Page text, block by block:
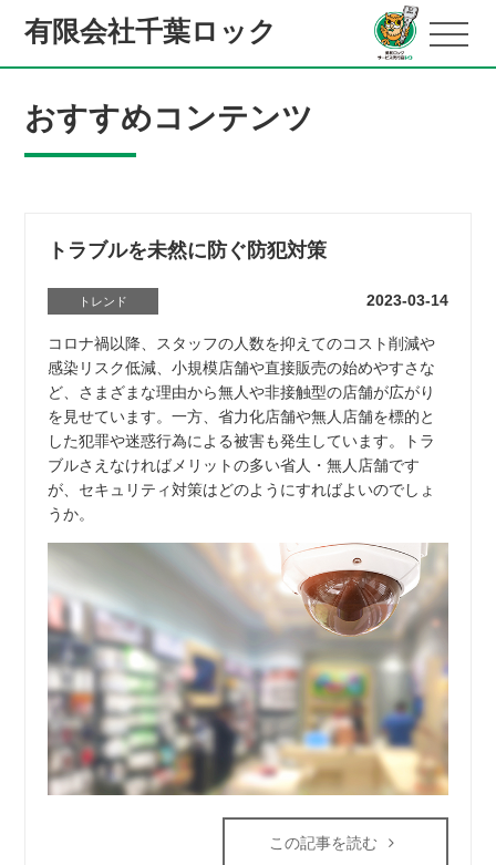
有限会社千葉ロック
おすすめコンテンツ
トラブルを未然に防ぐ防犯対策
トレンド 2023-03-14
コロナ禍以降、スタッフの人数を抑えてのコスト削減や
感染リスク低減、小規模店舗や直接販売の始めやすさな
ど、さまざまな理由から無人や非接触型の店舗が広がり
を見せています。一方、省力化店舗や無人店舗を標的と
した犯罪や迷惑行為による被害も発生しています。トラ
ブルさえなければメリットの多い省人・無人店舗です
が、セキュリティ対策はどのようにすればよいのでしょ
うか。
この記事を読む